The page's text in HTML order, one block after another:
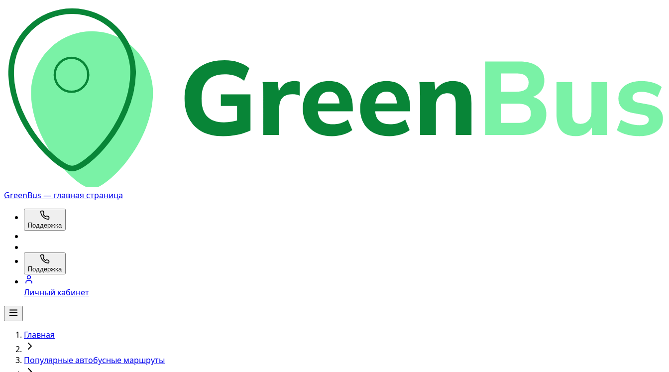
GreenBus — главная страница
Поддержка
Поддержка
Личный кабинет
Главная
Популярные автобусные маршруты